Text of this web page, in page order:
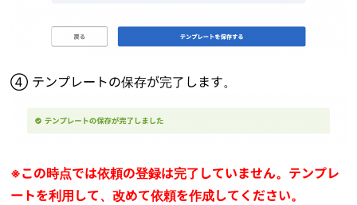
④ テンプレートの保存が完了します。
※この時点では依頼の登録は完了していません。テンプレ
ートを利用して、改めて依頼を作成してください。